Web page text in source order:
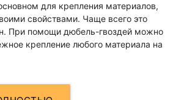
для крепления материалов,
свойствами. Чаще всего это
При помощи дюбель-гвоздей можно
крепление любого материала на